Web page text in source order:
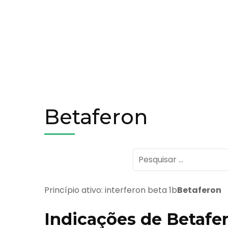
Betaferon
Pesquisar
por:
Princípio ativo: interferon beta 1bBetaferon
Indicações de